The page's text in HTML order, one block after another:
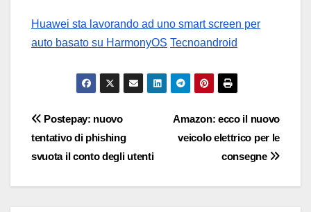
Huawei sta lavorando ad uno smart screen per
auto basato su HarmonyOS Tecnoandroid
Navigazione
articoli
Amazon: ecco il nuovo
veicolo elettrico per le
consegne
Postepay: nuovo
tentativo di phishing
svuota il conto degli utenti